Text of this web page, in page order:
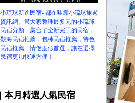
【哇靠小琉球】新版官網熱情開站
【哇靠小琉球粉絲團】即時動態!!
小琉球新進民宿- 都在哇靠小琉球旅遊
資訊網。幫大家整理最多元的小琉球
民宿分類，集合了全新完工的民宿，
觀海民宿推薦，包棟民宿推薦，特色
民宿推薦，情侶度假首選，讓在選擇
民宿更加快速方便！
本月精選人氣民宿